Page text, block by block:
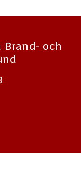
Brand- och